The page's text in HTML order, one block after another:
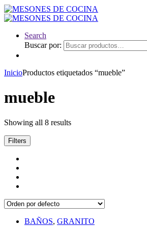
Search
Buscar por:
InicioProductos etiquetados “mueble”
mueble
Showing all 8 results
Filters
BAÑOS, GRANITO